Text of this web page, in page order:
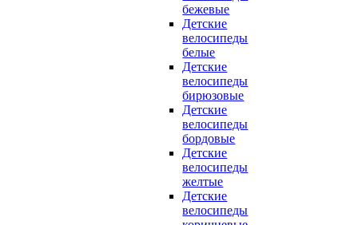
бежевые
Детские
велосипеды
белые
Детские
велосипеды
бирюзовые
Детские
велосипеды
бордовые
Детские
велосипеды
желтые
Детские
велосипеды